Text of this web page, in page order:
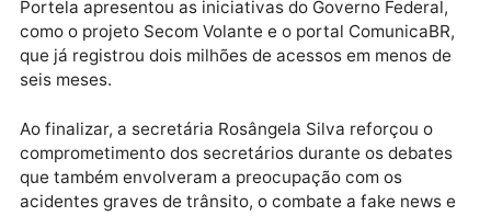
práticas na comunicação pública, garantindo que
nossa equipe esteja sempre atualizada. Durante o
Fórum, está sendo discutida uma agenda ampla e
sobre comunicação governamental, incluindo
tecnológica e Rondônia tem crescido neste setor”,
destacou.
Durante a abertura do Fórum, o ministro Laércio